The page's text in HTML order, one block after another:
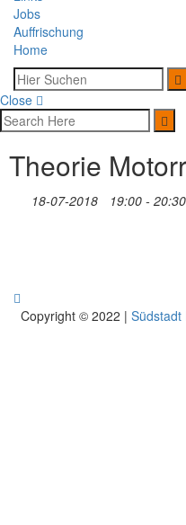
Jobs
Auffrischung
Home
Close
Theorie
18-07-2018 19:00 - 20:30
Copyright © 2022 | Südstadt